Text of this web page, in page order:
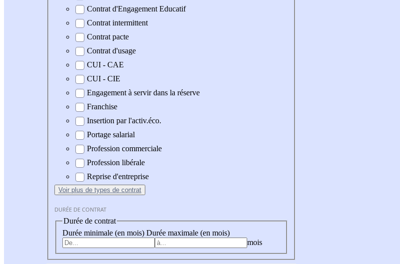
Contrat d'Engagement Educatif
Contrat intermittent
Contrat pacte
Contrat d'usage
CUI - CAE
CUI - CIE
Engagement à servir dans la réserve
Franchise
Insertion par l'activ.éco.
Portage salarial
Profession commerciale
Profession libérale
Reprise d'entreprise
Voir plus de types de contrat
DURÉE DE CONTRAT
Durée de contrat
Durée minimale (en mois) Durée maximale (en mois)
mois